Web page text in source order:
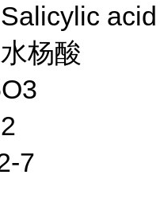
acid
杨酸
7